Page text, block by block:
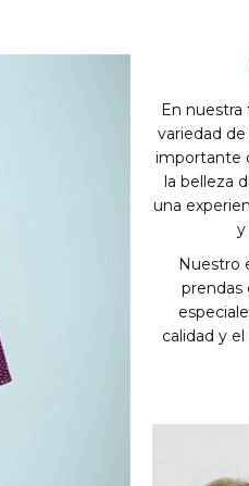
En
variedad
importante
la belleza
una
y
Nuestro
prendas
calidad y